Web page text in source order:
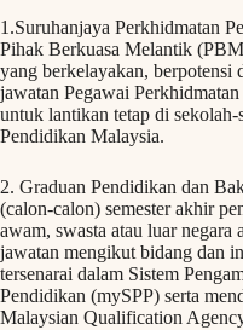
1.Suruhanjaya Perkhidmatan
Pihak Berkuasa Melantik
yang berkelayakan, berpotensi
jawatan Pegawai
untuk lantikan tetap di
Pendidikan Malaysia.
2. Graduan Pendidikan dan
(calon-calon) semester akhir
awam, swasta atau luar negara
jawatan mengikut bidang dan
tersenarai dalam Sistem
Pendidikan (mySPP) serta
Malaysian Qualification